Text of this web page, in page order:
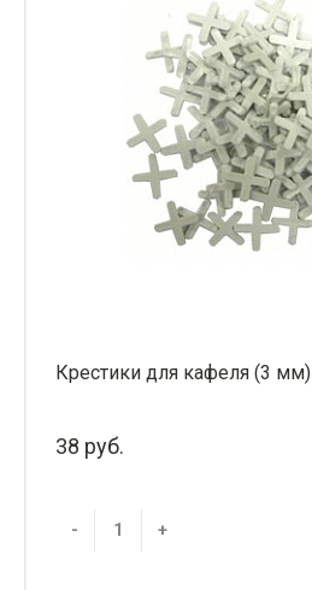
Крестики для кафеля (3 мм)
38 руб.
- +